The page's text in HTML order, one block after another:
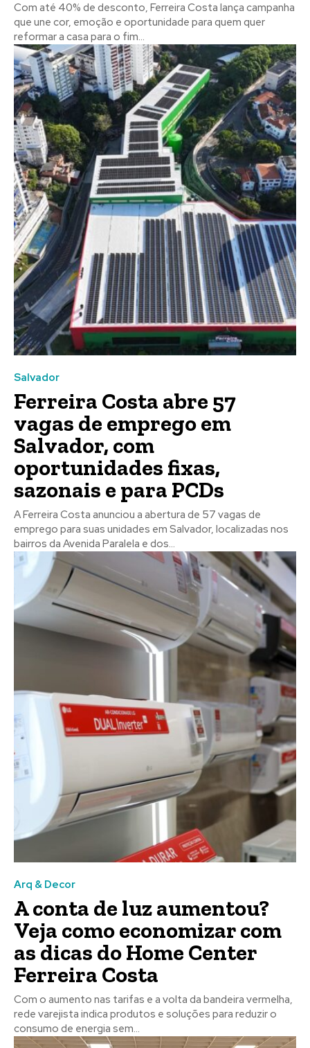
Com até 40% de desconto, Ferreira Costa lança campanha
que une cor, emoção e oportunidade para quem quer
reformar a casa para o fim...
Salvador
Ferreira Costa abre 57
vagas de emprego em
Salvador, com
oportunidades fixas,
sazonais e para PCDs
A Ferreira Costa anunciou a abertura de 57 vagas de
emprego para suas unidades em Salvador, localizadas nos
bairros da Avenida Paralela e dos...
Arq & Decor
A conta de luz aumentou?
Veja como economizar com
as dicas do Home Center
Ferreira Costa
Com o aumento nas tarifas e a volta da bandeira vermelha,
rede varejista indica produtos e soluções para reduzir o
consumo de energia sem...